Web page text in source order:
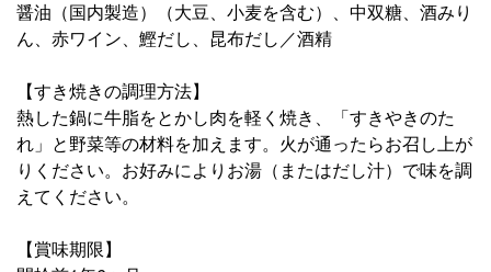
醤油（国内製造）（大豆、小麦を含む）、中双糖、酒みり
ん、赤ワイン、鰹だし、昆布だし／酒精
【すき焼きの調理方法】
熱した鍋に牛脂をとかし肉を軽く焼き、「すきやきのた
れ」と野菜等の材料を加えます。火が通ったらお召し上が
りください。お好みによりお湯（またはだし汁）で味を調
えてください。
【賞味期限】